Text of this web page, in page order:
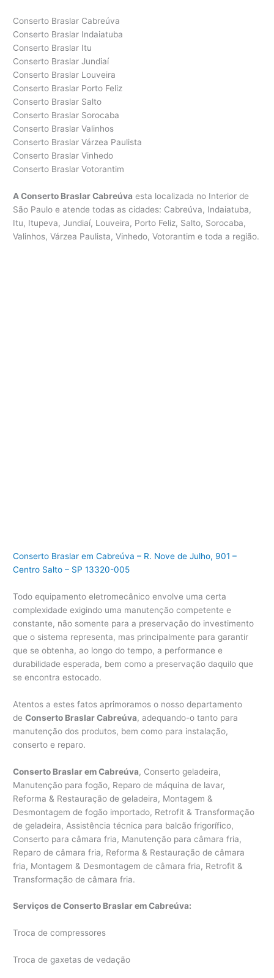
Conserto Braslar Cabreúva
Conserto Braslar Indaiatuba
Conserto Braslar Itu
Conserto Braslar Jundiaí
Conserto Braslar Louveira
Conserto Braslar Porto Feliz
Conserto Braslar Salto
Conserto Braslar Sorocaba
Conserto Braslar Valinhos
Conserto Braslar Várzea Paulista
Conserto Braslar Vinhedo
Conserto Braslar Votorantim
A Conserto Braslar Cabreúva esta localizada no Interior de
São Paulo e atende todas as cidades: Cabreúva, Indaiatuba,
Itu, Itupeva, Jundiaí, Louveira, Porto Feliz, Salto, Sorocaba,
Valinhos, Várzea Paulista, Vinhedo, Votorantim e toda a região.
Conserto Braslar em Cabreúva – R. Nove de Julho, 901 –
Centro Salto – SP 13320-005
Todo equipamento eletromecânico envolve uma certa
complexidade exigindo uma manutenção competente e
constante, não somente para a preservação do investimento
que o sistema representa, mas principalmente para garantir
que se obtenha, ao longo do tempo, a performance e
durabilidade esperada, bem como a preservação daquilo que
se encontra estocado.
Atentos a estes fatos aprimoramos o nosso departamento
deConserto Braslar Cabreúva, adequando-o tanto para
manutenção dos produtos, bem como para instalação,
conserto e reparo.
Conserto Braslar em Cabreúva, Conserto geladeira,
Manutenção para fogão, Reparo de máquina de lavar,
Reforma & Restauração de geladeira, Montagem &
Desmontagem de fogão importado, Retrofit & Transformação
de geladeira, Assistência técnica para balcão frigorífico,
Conserto para câmara fria, Manutenção para câmara fria,
Reparo de câmara fria, Reforma & Restauração de câmara
fria, Montagem & Desmontagem de câmara fria, Retrofit &
Transformação de câmara fria.
Serviços de Conserto Braslar em Cabreúva:
Troca de compressores
Troca de gaxetas de vedação